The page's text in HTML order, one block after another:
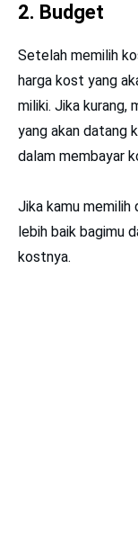
2. Budget
Setelah memilih
harga kost yang
miliki. Jika kurang,
yang akan datang
dalam membayar
Jika kamu memilih
lebih baik bagimu
kostnya.